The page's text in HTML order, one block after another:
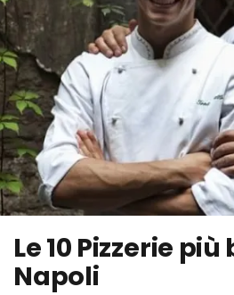
Le 10 Pizzerie
Napoli